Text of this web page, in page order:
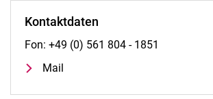
Kontaktdaten
Fon: +49 (0) 561 804 - 1851
Mail